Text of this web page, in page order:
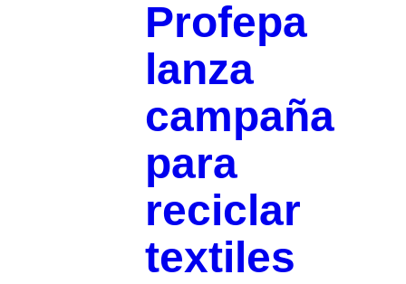
Profepa
lanza
campaña
para
reciclar
textiles